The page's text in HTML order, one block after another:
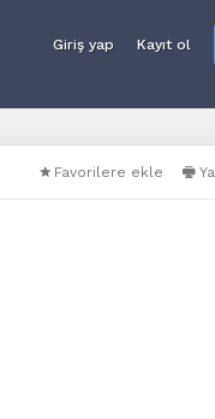
Giriş yap Kayıt ol
Favorilere ekle